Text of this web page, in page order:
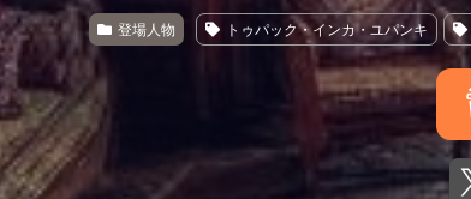
登場人物 トゥパック・インカ・ユパンキ